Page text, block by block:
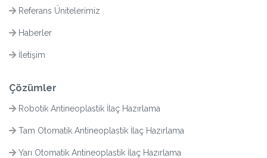
Referans Ünitelerimiz
Haberler
İletişim
Çözümler
Robotik Antineoplastik İlaç Hazırlama
Tam Otomatik Antineoplastik İlaç Hazırlama
Yarı Otomatik Antineoplastik İlaç Hazırlama